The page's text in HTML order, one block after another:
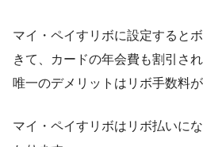
マイ・ペイすリボに設定すると
きて、カードの年会費も割引さ
唯一のデメリットはリボ手数料が
マイ・ペイすリボはリボ払いに